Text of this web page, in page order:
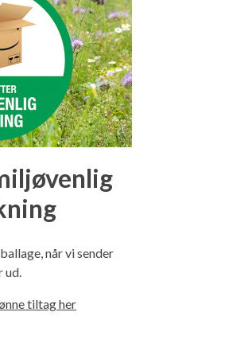
når vi sender
ud.
tiltag her